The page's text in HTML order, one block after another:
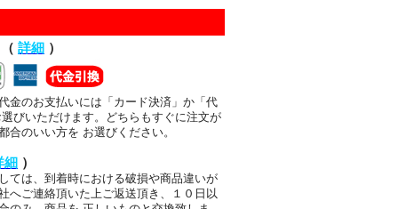
詳細 ）
金のお支払いには「カード決済」か「代
びいただけます。どちらもすぐに注文が
合のいい方を お選びください。
細 ）
ては、到着時における破損や商品違いが
へご連絡頂いた上ご返送頂き、１０日以